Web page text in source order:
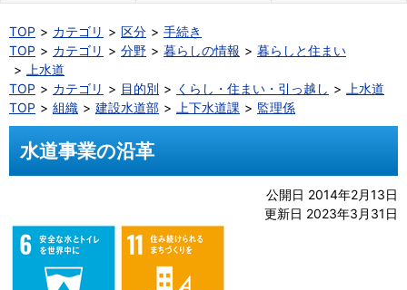
TOP カテゴリ 区分
手続き
TOP
カテゴリ 分野 暮らしの情報
暮らしと住まい
上水道
TOP
カテゴリ 目的別 くらし・住まい・引っ越し
上水道
TOP
組織 建設水道部 上下水道課 監理係
水道事業の沿革
公開日 2014年2月13日
更新日 2023年3月31日